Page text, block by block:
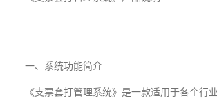
一、系统功能简介
《支票套打管理系统》是一款适用于各个